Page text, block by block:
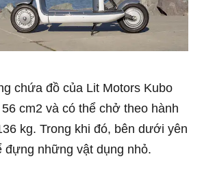
chứa đồ của Lit Motors Kubo
cm2 và có thể chở theo hành
kg. Trong khi đó, bên dưới yên
đựng những vật dụng nhỏ.